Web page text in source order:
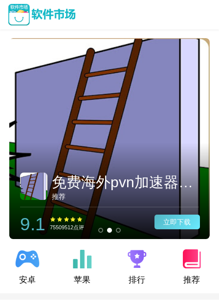
免费海外pvn加速器用不了了
推荐
9.1 75509512点评
立即下载
安卓 苹果 排行 推荐